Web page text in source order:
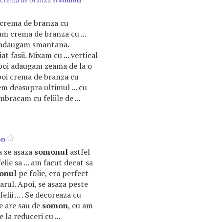
de branza cu
crema de branza cu ...
smantana.
fasii. Mixam cu ... vertical
adaugam zeama de la o
crema de branza cu
deasupra ultimul ... cu
cu feliile de ...
asaza somonul astfel
sa ... am facut decat sa
pe folie, era perfect
Apoi, se asaza peste
... . Se decoreaza cu
are sau de somon, eu am
reduceri cu ...